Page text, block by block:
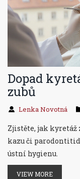
Dopad
zubů
Lenka Novotná
Zjistěte, jak
kazu či
ústní hygienu.
VIEW MORE